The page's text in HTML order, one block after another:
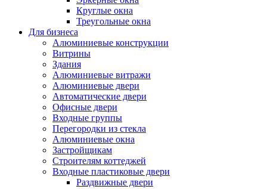
Круглые окна
Треугольные окна
Для бизнеса
Алюминиевые конструкции
Витрины
Здания
Алюминиевые витражи
Алюминиевые двери
Автоматические двери
Офисные двери
Входные группы
Перегородки из стекла
Алюминиевые окна
Застройщикам
Строителям коттеджей
Входные пластиковые двери
Раздвижные двери